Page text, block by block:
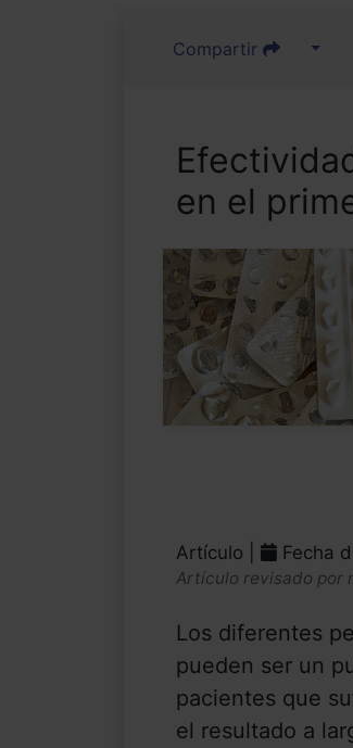
Compartir
en el
Artículo | Fecha
Artículo revisado por
Los diferentes
pueden ser un
pacientes que
el resultado a